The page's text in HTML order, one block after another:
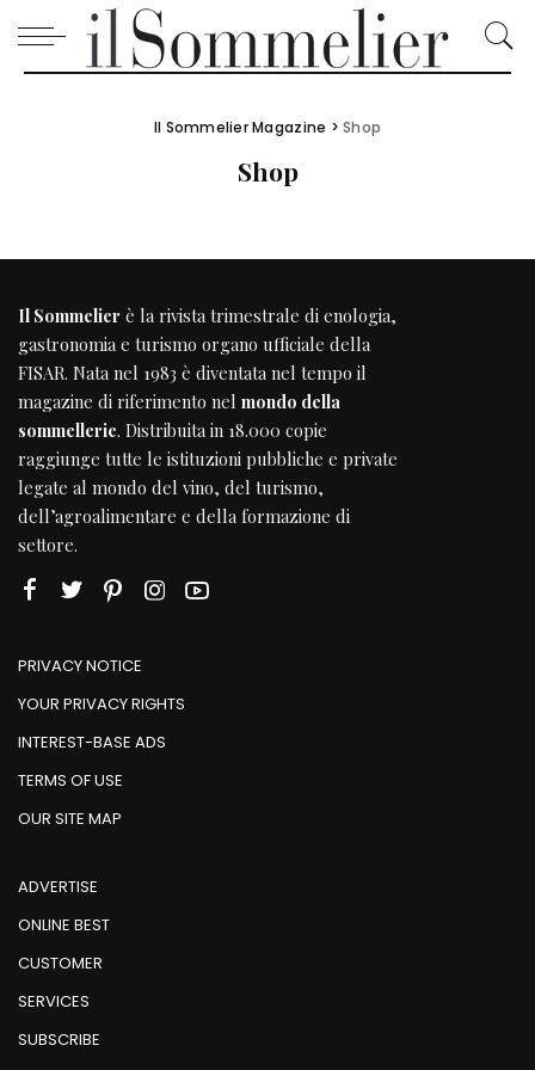
Il Sommelier Magazine >Shop
Shop
Il Sommelier è la rivista trimestrale di enologia,
gastronomia e turismo organo ufficiale della
FISAR. Nata nel 1983 è diventata nel tempo il
magazine di riferimento nel mondo della
sommellerie. Distribuita in 18.000 copie
raggiunge tutte le istituzioni pubbliche e private
legate al mondo del vino, del turismo,
dell’agroalimentare e della formazione di
settore.
PRIVACY NOTICE
YOUR PRIVACY RIGHTS
INTEREST-BASE ADS
TERMS OF USE
OUR SITE MAP
ADVERTISE
ONLINE BEST
CUSTOMER
SERVICES
SUBSCRIBE